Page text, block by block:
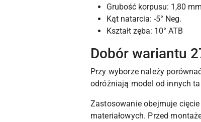
Grubość korpusu: 1,80 mm
Kąt natarcia: -5° Neg.
Kształt zęba: 10° ATB
Dobór wariantu
Przy wyborze należy
odróżniają model od innych
Zastosowanie obejmuje
materiałowych. Przed